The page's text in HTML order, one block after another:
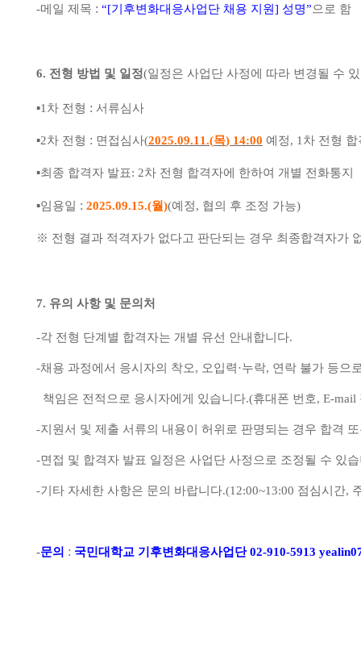
-메일 제목 : “[기후변화대응사업단 채용 지원] 성명”으로 함
6. 전형 방법 및 일정(일정은 사업단 사정에 따라 변경될 수
▪1 차 전형 : 서류심사
▪2차 전형 : 면접심사(2025.09.11.(목) 14:00 예정, 1 차 전형
▪최종 합격자 발표: 2차 전형 합격자에 한하여 개별 전화통지
▪임용일 : 2025.09.15.(월)(예정, 협의 후 조정 가능)
※ 전형 결과 적격자가 없다고 판단되는 경우 최종합격자가
7. 유의 사항 및 문의처
-각 전형 단계별 합격자는 개별 유선 안내합니다.
-채용 과정에서 응시자의 착오, 오입력·누락, 연락 불가 등으
책임은 전적으로 응시자에게 있습니다.(휴대폰 번호, E-mail
-지원서 및 제출 서류의 내용이 허위로 판명되는 경우 합격
-면접 및 합격자 발표 일정은 사업단 사정으로 조정될 수 있
-기타 자세한 사항은 문의 바랍니다.(12:00~13:00 점심시간,
-문의 : 국민대학교 기후변화대응사업단02-910-5913